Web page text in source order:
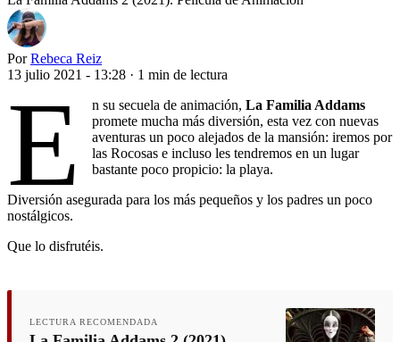
Por Rebeca Reiz
13 julio 2021 - 13:28 · 1 min de lectura
E n su secuela de animación,La Familia Addams
promete mucha más diversión, esta vez con nuevas
aventuras un poco alejados de la mansión: iremos por
las Rocosas e incluso les tendremos en un lugar
bastante poco propicio: la playa.
Diversión asegurada para los más pequeños y los padres un poco
nostálgicos.
Que lo disfrutéis.
LECTURA RECOMENDADA